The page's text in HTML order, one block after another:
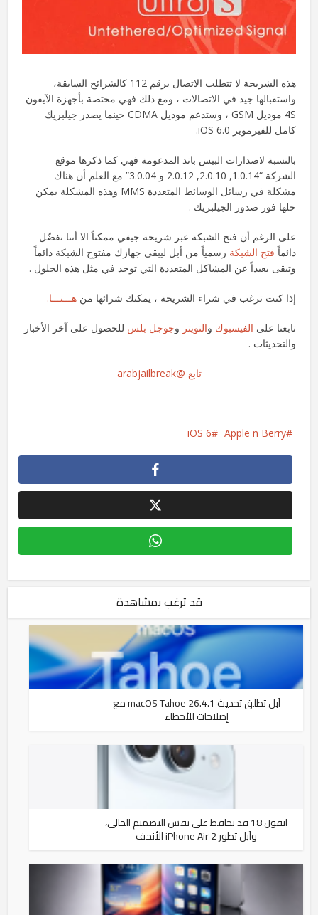
هذه الشريحة لا تتطلب الاتصال برقم 112 كالشرائح السابقة،
واستقبالها جيد في الاتصالات ، ومع ذلك فهي مختصة بأجهزة الآيفون
4S موديل GSM ، وستدعم موديل CDMA حينما يصدر جيلبريك
كامل للفيرموير iOS 6.0.
بالنسبة لاصدارات البيس باند المدعومة فهي كما ذكرها موقع
الشركة “1.0.14, 2.0.10, 2.0.12 و 3.0.04” مع العلم أن هناك
مشكلة في رسائل الوسائط المتعددة MMS وهذه المشكلة يمكن
حلها فور صدور الجيلبريك .
على الرغم أن فتح الشبكة عبر شريحة جيفي ممكناً الا أننا نفضّل
دائماً فتح الشبكة رسمياً من أبل ليبقى جهازك مفتوح الشبكة دائماً
وتبقى بعيداً عن المشاكل المتعددة التي توجد في مثل هذه الحلول .
إذا كنت ترغب في شراء الشريحة ، يمكنك شرائها منهـــنـــا.
تابعنا على الفيسبوك والتويتر وجوجل بلس للحصول على آخر الأخبار
والتحديثات .
تابع @arabjailbreak
Apple n Berry
iOS 6
قد ترغب بمشاهدة
آبل تطلق تحديث macOS Tahoe 26.4.1 مع
إصلاحات للأخطاء
آيفون 18 قد يحافظ على نفس التصميم الحالي،
وآبل تطور iPhone Air 2 الأنحف